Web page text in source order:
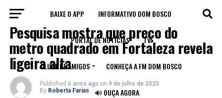
BAIXE O APP INFORMATIVO DOM BOSCO
PORTAL DE NOTÍCIAS TV
CLUBE DE AMIGOS CONHEÇA A FM DOM BOSCO
🔊 OUÇA AGORA
NOTÍCIAS
Pesquisa mostra que preço do
metro quadrado em Fortaleza revela
ligeira alta
Published 6 anos ago on 9 de julho de 2020
By Roberta Farias